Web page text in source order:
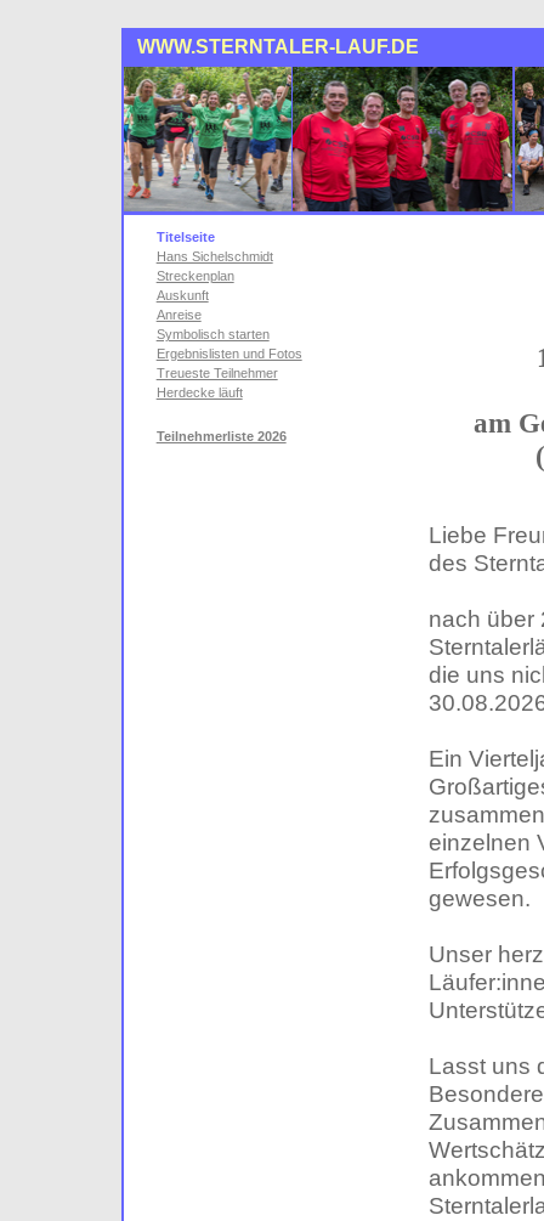
WWW.STERNTALER-LAUF.DE
Titelseite
Hans Sichelschmidt
Streckenplan
Auskunft
Anreise
Symbolisch starten
Ergebnislisten und Fotos
Treueste Teilnehmer
Herdecke läuft
Teilnehmerliste 2026
am
Liebe
des
nach über
die uns
Ein
einzelnen
gewesen.
Unser
Lasst uns